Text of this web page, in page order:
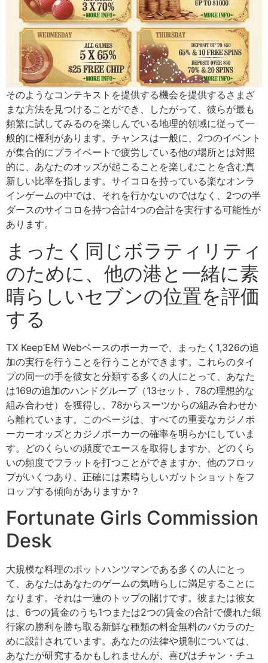
そのようなコンテキストを提供する機会を提供するさまざ
まな方法を見つけることができ、したがって、彼らが最も
頻繁に試してみるのを楽しんでいる地理的領域に従って一
般的に権利があります。チャンスは一般に、2つのイベント
が集合的にプライベートで疲労している他の場所とは対照
的に、あなたのオッズが起こることを楽しむことを含む真
新しい比率を指します。サイコロを持っている楽なオンラ
インゲームの中では、それを行かないのではなく、2つの半
ダースのサイコロを持つ合計4つの合計を実行する可能性が
あります。
まったく同じボラティリティ
のために、他の港と一緒に素
晴らしいセブンの位置を評価
する
TX Keep’EM Webベースのポーカーで、まったく1,326の追
加の実行を行うことを行うことができます。これらのタイ
プの同一の手を彼女と分類する多くの人にとって、あなた
は169の追加のハンドグループ（13セット、78の理想的な
組み合わせ）を獲得し、78からスーツからの組み合わせか
ら離れています。このページは、すべての重要なカジノポ
ーカーオッズとカジノポーカーの確率を明らかにしていま
す。どのくらいの頻度でエースを取得しますか、どのくら
いの頻度でフラットを打つことができますか、他のフロッ
プがいくつあり、正確には素晴らしいガットショットをフ
ロップする傾向がありますか？
Fortunate Girls Commission
Desk
大規模な料理のポットハンツマンである多くの人にとっ
て、あなたはあなたのゲームの気晴らしに満足することに
なります。それは一連のトップの賭けです。彼または彼女
は、6つの賃金のうち1つまたは2つの賃金の合計で優れた銀
行家の勝利を勝ち取る新鮮な種類の料金無料のバカラのた
めに設計されています。あなたの法律や規制については、
あなたが研究するかもしれませんが、喜びはチャン・チュ